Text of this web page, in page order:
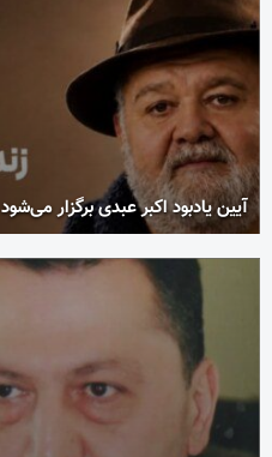
آیین یادبود اکبر عبدی برگزار می‌شود